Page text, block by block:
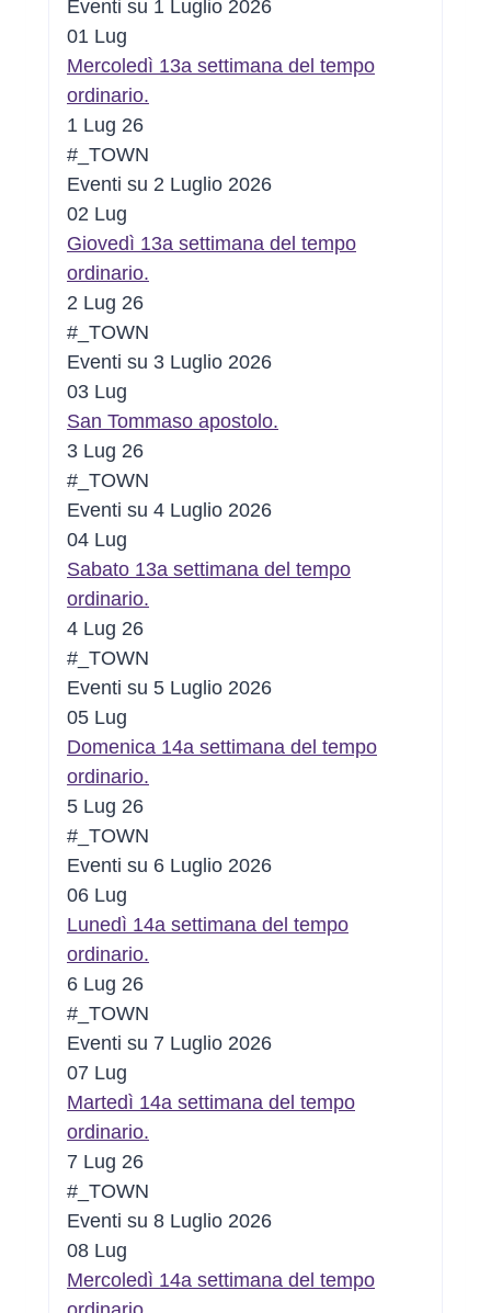
Eventi su 1 Luglio 2026
01 Lug
Mercoledì 13a settimana del tempo
ordinario.
1 Lug 26
#_TOWN
Eventi su 2 Luglio 2026
02 Lug
Giovedì 13a settimana del tempo
ordinario.
2 Lug 26
#_TOWN
Eventi su 3 Luglio 2026
03 Lug
San Tommaso apostolo.
3 Lug 26
#_TOWN
Eventi su 4 Luglio 2026
04 Lug
Sabato 13a settimana del tempo
ordinario.
4 Lug 26
#_TOWN
Eventi su 5 Luglio 2026
05 Lug
Domenica 14a settimana del tempo
ordinario.
5 Lug 26
#_TOWN
Eventi su 6 Luglio 2026
06 Lug
Lunedì 14a settimana del tempo
ordinario.
6 Lug 26
#_TOWN
Eventi su 7 Luglio 2026
07 Lug
Martedì 14a settimana del tempo
ordinario.
7 Lug 26
#_TOWN
Eventi su 8 Luglio 2026
08 Lug
Mercoledì 14a settimana del tempo